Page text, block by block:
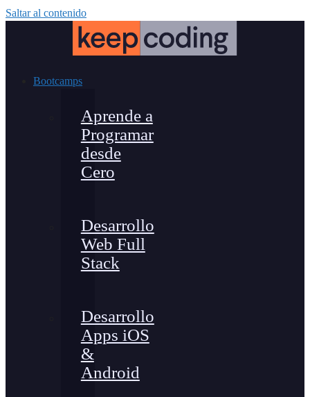
Saltar al contenido
Bootcamps
Aprende a
Programar
desde
Cero
Desarrollo
Web Full
Stack
Desarrollo
Apps iOS
&
Android